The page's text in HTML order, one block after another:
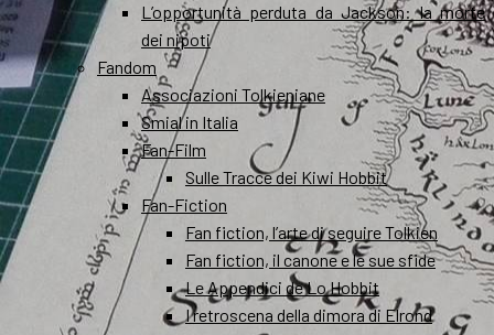
L’opportunità perduta da Jackson: la morte
dei nipoti
Fandom
Associazioni Tolkieniane
Smial in Italia
Fan-Film
Sulle Tracce dei Kiwi Hobbit
Fan-Fiction
Fan fiction, l’arte di seguire Tolkien
Fan fiction, il canone e le sue sfide
Le Appendici de Lo Hobbit
I retroscena della dimora di Elrond